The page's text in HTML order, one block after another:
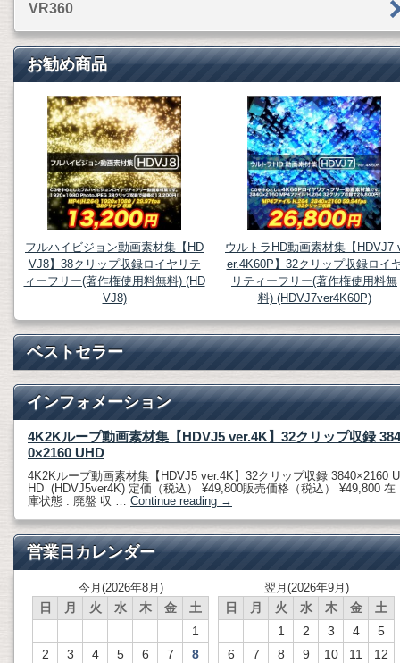
VR360
お勧め商品
フルハイビジョン動画素材集【HD
VJ8】38クリップ収録ロイヤリテ
ィーフリー(著作権使用料無料) (HD
VJ8)
ウルトラHD動画素材集【HDVJ7
er.4K60P】32クリップ収録ロイ
リティーフリー(著作権使用料無
料) (HDVJ7ver4K60P)
ベストセラー
インフォメーション
4K2Kループ動画素材集【HDVJ5 ver.4K】32クリップ収録 384
0×2160 UHD
4K2Kループ動画素材集【HDVJ5 ver.4K】32クリップ収録 3840×2160 U
HD (HDVJ5ver4K) 定価（税込） ¥49,800販売価格（税込） ¥49,800 在
庫状態 : 廃盤 収 … Continue reading →
営業日カレンダー
今月(2026年8月)
日 月 火 水 木 金
土
1
2
3 4 5 6 7
8
翌月(2026年9月)
日 月 火 水 木 金
土
1
2 3 4
5
6
7 8 9 10 11
12